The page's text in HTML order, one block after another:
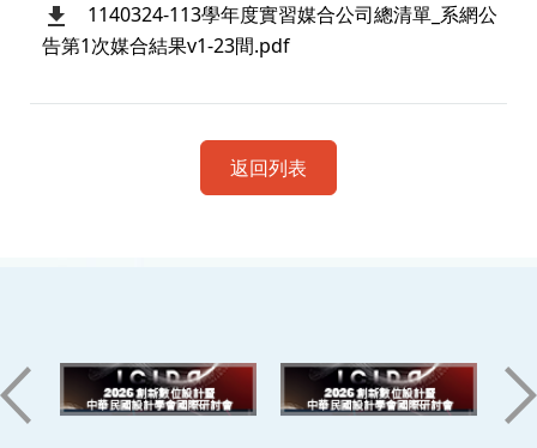
1140324-113學年度實習媒合公司總清單_系網公
告第1次媒合結果v1-23間.pdf
返回列表